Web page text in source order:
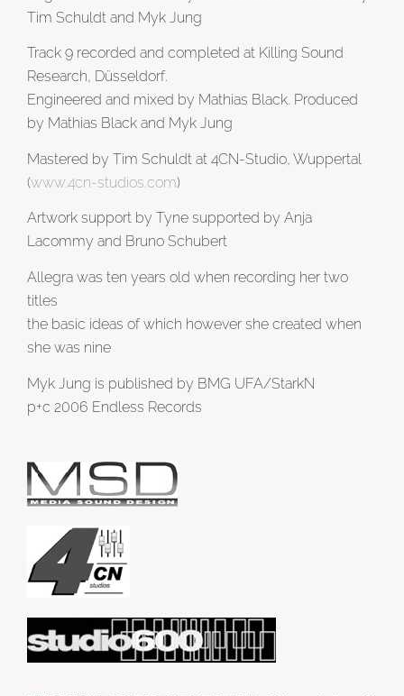
Tim Schuldt and Myk Jung
Track 9 recorded and completed at Killing Sound
Research, Düsseldorf.
Engineered and mixed by Mathias Black. Produced
by Mathias Black and Myk Jung
Mastered by Tim Schuldt at 4CN-Studio, Wuppertal
(www.4cn-studios.com)
Artwork support by Tyne supported by Anja
Lacommy and Bruno Schubert
Allegra was ten years old when recording her two
titles
the basic ideas of which however she created when
she was nine
Myk Jung is published by BMG UFA/StarkN
p+c 2006 Endless Records